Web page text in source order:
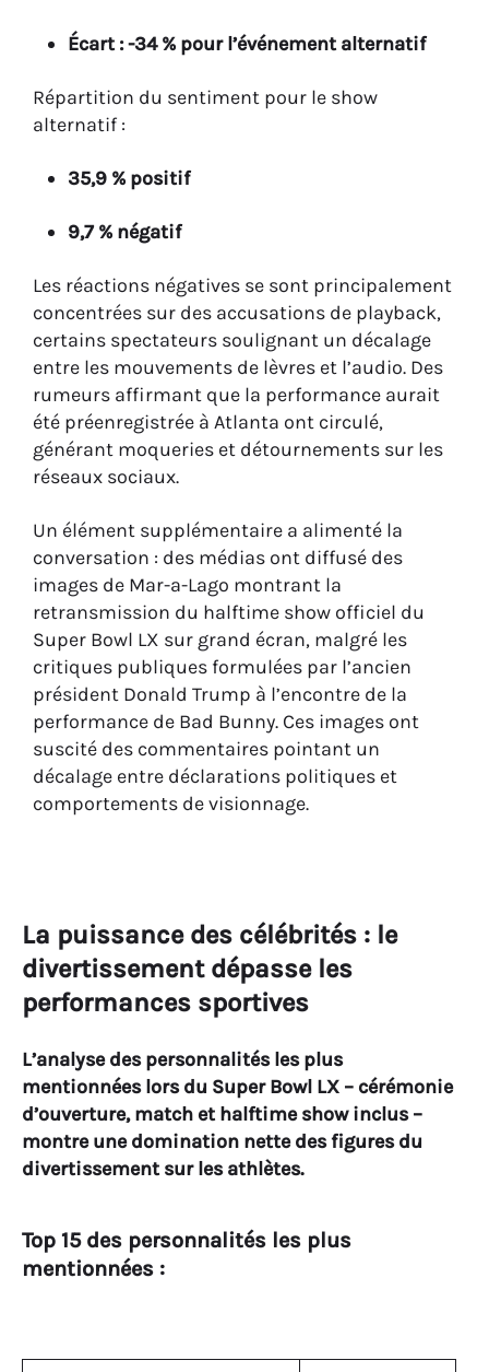
Écart : -34 % pour l’événement alternatif
Répartition du sentiment pour le show
alternatif :
35,9 % positif
9,7 % négatif
Les réactions négatives se sont principalement
concentrées sur des accusations de playback,
certains spectateurs soulignant un décalage
entre les mouvements de lèvres et l’audio. Des
rumeurs affirmant que la performance aurait
été préenregistrée à Atlanta ont circulé,
générant moqueries et détournements sur les
réseaux sociaux.
Un élément supplémentaire a alimenté la
conversation : des médias ont diffusé des
images de Mar-a-Lago montrant la
retransmission du halftime show officiel du
Super Bowl LX sur grand écran, malgré les
critiques publiques formulées par l’ancien
président Donald Trump à l’encontre de la
performance de Bad Bunny. Ces images ont
suscité des commentaires pointant un
décalage entre déclarations politiques et
comportements de visionnage.
La puissance des célébrités : le
divertissement dépasse les
performances sportives
L’analyse des personnalités les plus
mentionnées lors du Super Bowl LX – cérémonie
d’ouverture, match et halftime show inclus –
montre une domination nette des figures du
divertissement sur les athlètes.
Top 15 des personnalités les plus
mentionnées :